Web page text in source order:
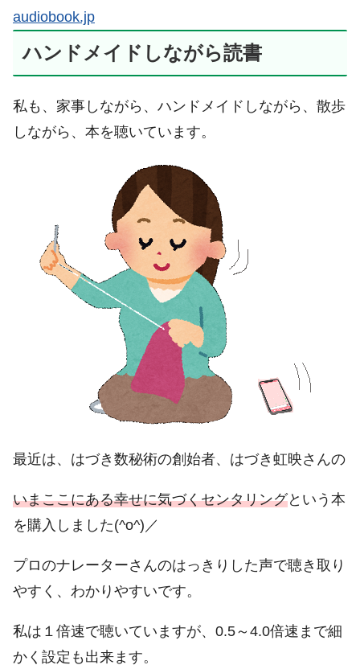
audiobook.jp
ハンドメイドしながら読書
私も、家事しながら、ハンドメイドしながら、散歩
しながら、本を聴いています。
最近は、はづき数秘術の創始者、はづき虹映さんの
いまここにある幸せに気づくセンタリングという本
を購入しました(^o^)／
プロのナレーターさんのはっきりした声で聴き取り
やすく、わかりやすいです。
私は１倍速で聴いていますが、0.5～4.0倍速まで細
かく設定も出来ます。